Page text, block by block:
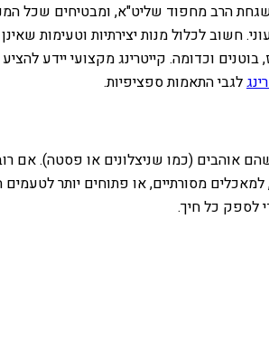
הרב מחפוד שליט"א, ומבטיחים שכל
חשוב לכלול מנות יצירתיות וטעימות
בוטנים וכדומה. קייטרינג מקצועי יידע
לגבי התאמות ספציפיות.
אוהבים (כמו שניצלונים או פסטה). אם
מסורתיים, או פתוחים יותר לטעמים
לספק כל חיך.